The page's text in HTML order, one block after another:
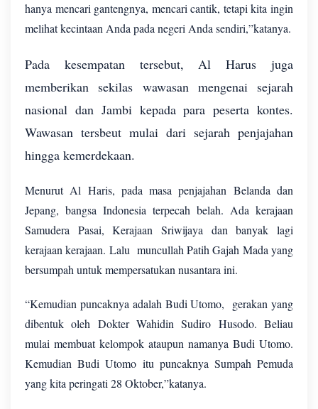
hanya mencari gantengnya, mencari cantik, tetapi kita ingin
melihat kecintaan Anda pada negeri Anda sendiri,”katanya.
Pada kesempatan tersebut, Al Harus juga
memberikan sekilas wawasan mengenai sejarah
nasional dan Jambi kepada para peserta kontes.
Wawasan tersbeut mulai dari sejarah penjajahan
hingga kemerdekaan.
Menurut Al Haris, pada masa penjajahan Belanda dan
Jepang, bangsa Indonesia terpecah belah. Ada kerajaan
Samudera Pasai, Kerajaan Sriwijaya dan banyak lagi
kerajaan kerajaan. Lalu muncullah Patih Gajah Mada yang
bersumpah untuk mempersatukan nusantara ini.
“Kemudian puncaknya adalah Budi Utomo,
gerakan yang
dibentuk oleh Dokter Wahidin Sudiro Husodo. Beliau
mulai membuat kelompok ataupun namanya Budi Utomo.
Kemudian Budi Utomo itu puncaknya Sumpah Pemuda
yang kita peringati 28 Oktober,”katanya.